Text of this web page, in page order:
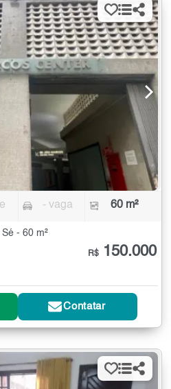
- vaga 60 m²
- 60 m²
R$ 150.000
Contatar